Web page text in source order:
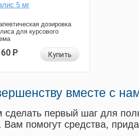
5 мг
дозировка
для курсового
60Р Купить
вместе с
первый шаг для
Вам помогут средства,